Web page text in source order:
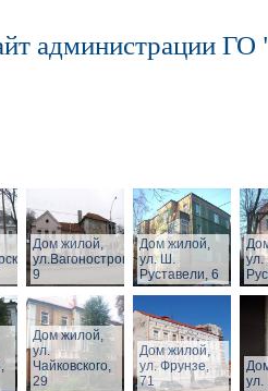
администрации ГО
Дом жилой,
ул.Вагоностроительная,
9
Дом жилой,
ул. Ш.
Руставели, 6
Дом жилой,
ул.
Чайковского,
29
Дом жилой,
ул. Фрунзе,
71
ул.